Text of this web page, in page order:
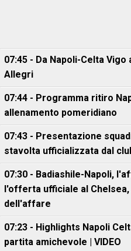
07:45 - Da Napoli-Celta
Allegri
07:44 - Programma ritiro
allenamento pomeridiano
07:43 - Presentazione
stavolta ufficializzata dal
07:30 - Badiashile-Napoli,
l'offerta ufficiale al
dell'affare
07:23 - Highlights Napoli
partita amichevole | VIDEO